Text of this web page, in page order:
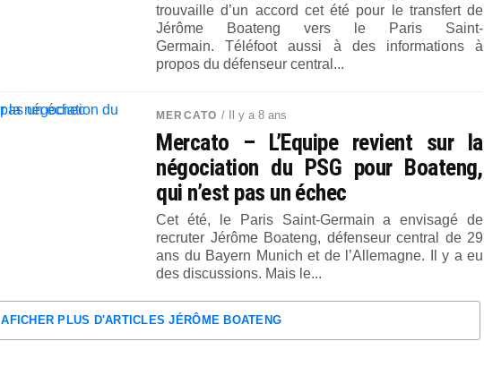
trouvaille d’un accord cet été pour le transfert de
Jérôme Boateng vers le Paris Saint-
Germain. Téléfoot aussi à des informations à
propos du défenseur central...
MERCATO / Il y a 8 ans
Mercato – L’Equipe revient sur la
négociation du PSG pour Boateng,
qui n’est pas un échec
Cet été, le Paris Saint-Germain a envisagé de
recruter Jérôme Boateng, défenseur central de 29
ans du Bayern Munich et de l’Allemagne. Il y a eu
des discussions. Mais le...
AFICHER PLUS D'ARTICLES JÉRÔME BOATENG